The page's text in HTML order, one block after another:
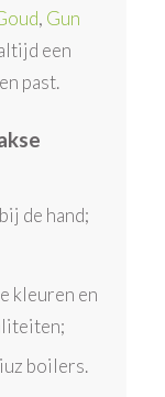
, Gun
een
past.
de hand;
kleuren en
boilers.